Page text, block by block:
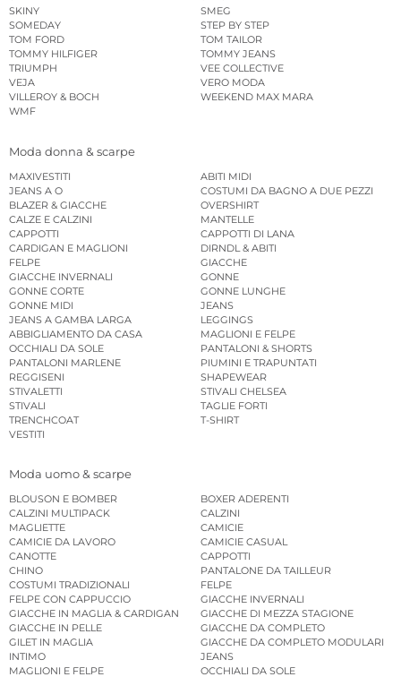
SKINY
SMEG
SOMEDAY
STEP BY STEP
TOM FORD
TOM TAILOR
TOMMY HILFIGER
TOMMY JEANS
TRIUMPH
VEE COLLECTIVE
VEJA
VERO MODA
VILLEROY & BOCH
WEEKEND MAX MARA
WMF
Moda donna & scarpe
MAXIVESTITI
ABITI MIDI
JEANS A O
COSTUMI DA BAGNO A DUE PEZZI
BLAZER & GIACCHE
OVERSHIRT
CALZE E CALZINI
MANTELLE
CAPPOTTI
CAPPOTTI DI LANA
CARDIGAN E MAGLIONI
DIRNDL & ABITI
FELPE
GIACCHE
GIACCHE INVERNALI
GONNE
GONNE CORTE
GONNE LUNGHE
GONNE MIDI
JEANS
JEANS A GAMBA LARGA
LEGGINGS
ABBIGLIAMENTO DA CASA
MAGLIONI E FELPE
OCCHIALI DA SOLE
PANTALONI & SHORTS
PANTALONI MARLENE
PIUMINI E TRAPUNTATI
REGGISENI
SHAPEWEAR
STIVALETTI
STIVALI CHELSEA
STIVALI
TAGLIE FORTI
TRENCHCOAT
T-SHIRT
VESTITI
Moda uomo & scarpe
BLOUSON E BOMBER
BOXER ADERENTI
CALZINI MULTIPACK
CALZINI
MAGLIETTE
CAMICIE
CAMICIE DA LAVORO
CAMICIE CASUAL
CANOTTE
CAPPOTTI
CHINO
PANTALONE DA TAILLEUR
COSTUMI TRADIZIONALI
FELPE
FELPE CON CAPPUCCIO
GIACCHE INVERNALI
GIACCHE IN MAGLIA & CARDIGAN
GIACCHE DI MEZZA STAGIONE
GIACCHE IN PELLE
GIACCHE DA COMPLETO
GILET IN MAGLIA
GIACCHE DA COMPLETO MODULARI
INTIMO
JEANS
MAGLIONI E FELPE
OCCHIALI DA SOLE